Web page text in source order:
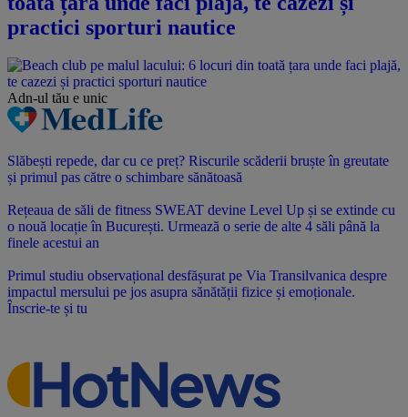
practici sporturi nautice
Adn-ul tău e unic
Slăbești repede, dar cu ce preț? Riscurile scăderii bruște în greutate
și primul pas către o schimbare sănătoasă
Rețeaua de săli de fitness SWEAT devine Level Up și se extinde cu
o nouă locație în București. Urmează o serie de alte 4 săli până la
finele acestui an
Primul studiu observațional desfășurat pe Via Transilvanica despre
impactul mersului pe jos asupra sănătății fizice și emoționale.
Înscrie-te și tu